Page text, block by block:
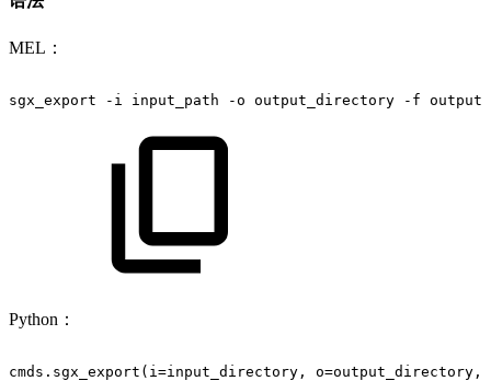
MEL：
sgx_export -i input_path -o output_directory -f
Python：
cmds.sgx_export(i=input_directory, o=output_directory,